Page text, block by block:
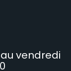
vendredi